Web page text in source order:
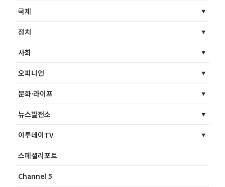
국제
정치
사회
오피니언
문화·라이프
뉴스발전소
이투데이TV
스페셜리포트
Channel 5